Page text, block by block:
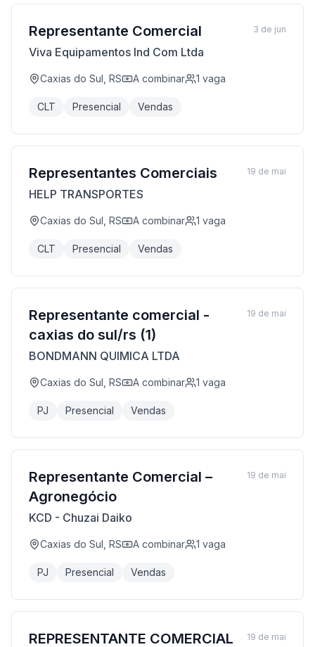
Representante Comercial
Viva Equipamentos Ind Com Ltda
Caxias do Sul, RS A combinar 1 vaga
CLT Presencial Vendas
3 de jun
Representantes Comerciais
HELP TRANSPORTES
Caxias do Sul, RS A combinar 1 vaga
CLT Presencial Vendas
19 de mai
Representante comercial -
caxias do sul/rs (1)
BONDMANN QUIMICA LTDA
Caxias do Sul, RS A combinar 1 vaga
PJ Presencial Vendas
19 de mai
Representante Comercial –
Agronegócio
KCD - Chuzai Daiko
Caxias do Sul, RS A combinar 1 vaga
PJ Presencial Vendas
19 de mai
REPRESENTANTE COMERCIAL 19 de mai